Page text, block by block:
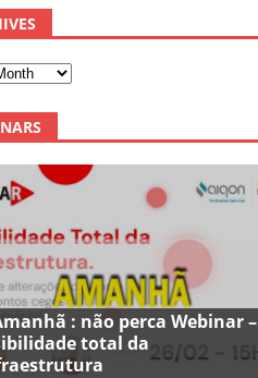
: não perca Webinar –
total da